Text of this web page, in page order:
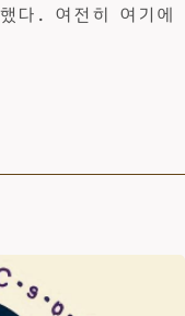
다. 여전히 여기에